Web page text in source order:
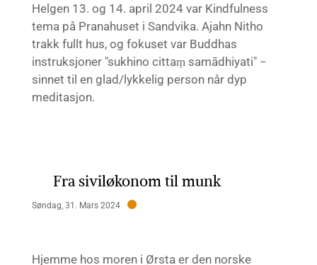
Helgen 13. og 14. april 2024 var Kindfulness
tema på Pranahuset i Sandvika. Ajahn Nitho
trakk fullt hus, og fokuset var Buddhas
instruksjoner "sukhino cittaṃ samādhiyati" −
sinnet til en glad/lykkelig person når dyp
meditasjon.
Fra siviløkonom til munk
Søndag, 31. Mars 2024
Hjemme hos moren i Ørsta er den norske